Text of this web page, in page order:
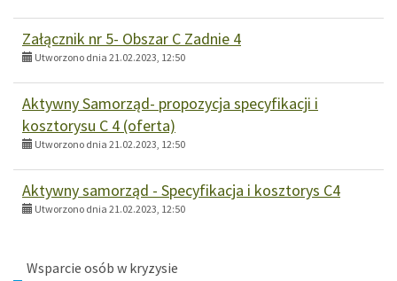
Załącznik nr 5- Obszar C Zadnie 4
Utworzono dnia 21.02.2023, 12:50
Aktywny Samorząd- propozycja specyfikacji i
kosztorysu C 4 (oferta)
Utworzono dnia 21.02.2023, 12:50
Aktywny samorząd - Specyfikacja i kosztorys C4
Utworzono dnia 21.02.2023, 12:50
Menu
Wsparcie osób w kryzysie